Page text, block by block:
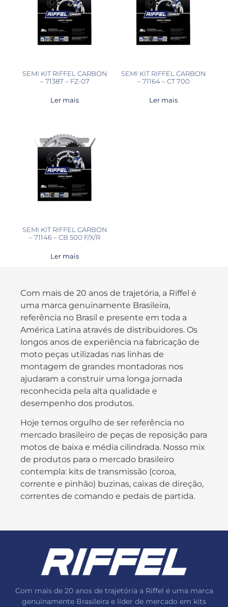
SEMI KIT RIFFEL CARBON
– 71387 – FZ-07
Ler mais
SEMI KIT RIFFEL CARBON
– 71164 – CT 700
Ler mais
SEMI KIT RIFFEL CARBON
– 71146 – CB 500 F/X/R
Ler mais
Com mais de 20 anos de trajetória, a Riffel é
uma marca genuinamente Brasileira,
referência no Brasil e presente em toda a
América Latina através de distribuidores. Os
longos anos de experiência na fabricação de
moto peças utilizadas nas linhas de
montagem de grandes montadoras nos
ajudaram a construir uma longa jornada
reconhecida pela alta qualidade e
desempenho dos produtos.
Hoje temos orgulho de ser referência no
mercado brasileiro de peças de reposição para
motos de baixa e média cilindrada. Nosso mix
de produtos para o mercado brasileiro
contempla: kits de transmissão (coroa,
corrente e pinhão) buzinas, caixas de direção,
correntes de comando e pedais de partida.
Com mais de 20 anos de trajetória a Riffel é uma marca
genuinamente Brasileira e líder de mercado em kits